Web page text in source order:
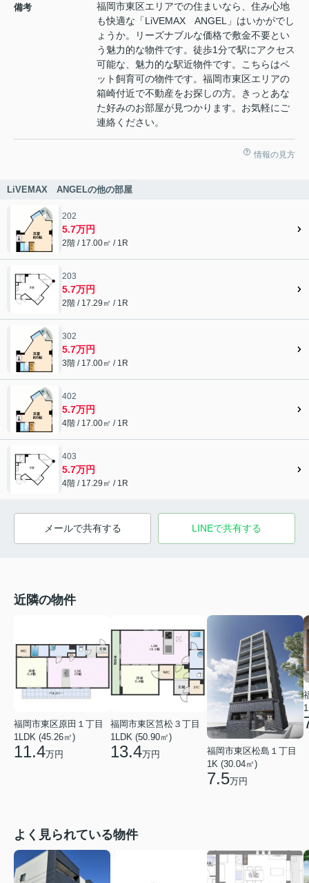
備考
福岡市東区エリアでの住まいなら、住み心地
も快適な「LiVEMAX ANGEL」はいかがでし
ょうか。リーズナブルな価格で敷金不要とい
う魅力的な物件です。徒歩1分で駅にアクセス
可能な、魅力的な駅近物件です。こちらはペ
ット飼育可の物件です。福岡市東区エリアの
箱崎付近で不動産をお探しの方。きっとあな
た好みのお部屋が見つかります。お気軽にご
連絡ください。
情報の見方
LiVEMAX ANGELの他の部屋
202
5.7万円
2階 / 17.00㎡ / 1R
203
5.7万円
2階 / 17.29㎡ / 1R
302
5.7万円
3階 / 17.00㎡ / 1R
402
5.7万円
4階 / 17.00㎡ / 1R
403
5.7万円
4階 / 17.29㎡ / 1R
メールで共有する LINEで共有する
近隣の物件
福岡市東区原田１丁目
1LDK (45.26㎡)
11.4万円
福岡市東区筥松３丁目
1LDK (50.90㎡)
13.4万円
福岡市東区松島１丁目
1K (30.04㎡)
7.5万円
よく見られている物件